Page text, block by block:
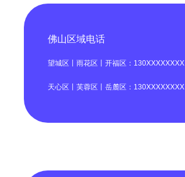
佛山区域电话
望城区丨雨花区丨开福区：130XXXXXXXX
天心区丨芙蓉区丨岳麓区：130XXXXXXXX